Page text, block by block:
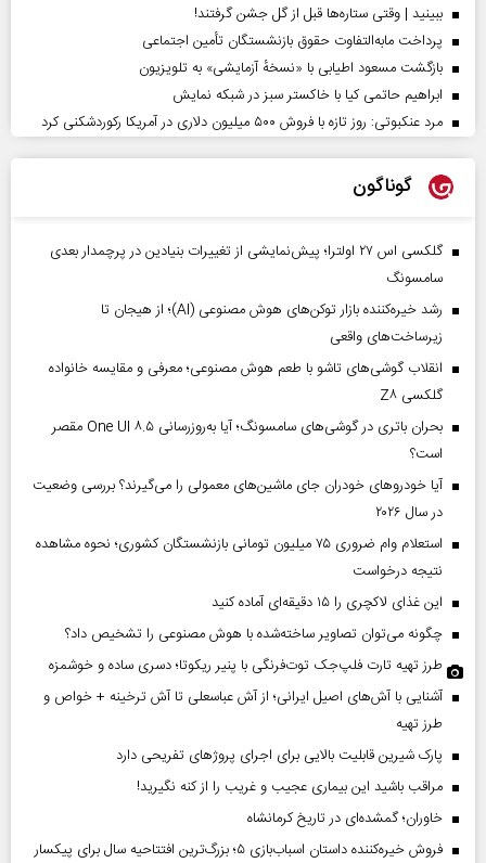
ببینید | وقتی ستاره‌ها قبل از گل جشن گرفتند!
پرداخت مابه‌التفاوت حقوق بازنشستگان تأمین اجتماعی
بازگشت مسعود اطیابی با «نسخهٔ آزمایشی» به تلویزیون
ابراهیم حاتمی کیا با خاکستر سبز در شبکه نمایش
مرد عنکبوتی: روز تازه با فروش ۵۰۰ میلیون دلاری در آمریکا رکوردشکنی کرد
گوناگون
گلکسی اس ۲۷ اولترا؛ پیش‌نمایشی از تغییرات بنیادین در پرچمدار بعدی
سامسونگ
رشد خیره‌کننده بازار توکن‌های هوش مصنوعی (AI)؛ از هیجان تا
زیرساخت‌های واقعی
انقلاب گوشی‌های تاشو‌ با طعم هوش مصنوعی؛ معرفی و مقایسه خانواده
گلکسی Z۸
بحران باتری در گوشی‌های سامسونگ؛ آیا به‌روزرسانی One UI ۸.۵ مقصر
است؟
آیا خودروهای خودران جای ماشین‌های معمولی را می‌گیرند؟ بررسی وضعیت
در سال ۲۰۲۶
استعلام وام ضروری ۷۵ میلیون تومانی بازنشستگان کشوری؛ نحوه مشاهده
نتیجه درخواست
این غذای لاکچری را ۱۵ دقیقه‌ای آماده کنید
چگونه می‌توان تصاویر ساخته‌شده با هوش مصنوعی را تشخیص داد؟
طرز تهیه تارت فلپ‌جک توت‌فرنگی با پنیر ریکوتا؛ دسری ساده و خوشمزه
آشنایی با آش‌های اصیل ایرانی؛ از آش عباسعلی تا آش ترخینه + خواص و
طرز تهیه
پارک شیرین قابلیت‌ بالایی برای اجرای پروژهای تفریحی دارد
مراقب باشید این بیماری عجیب و غریب را از کنه نگیرید!
خاوران؛ گمشده‌ای در تاریخ کرمانشاه
فروش خیره‌کننده داستان اسباب‌بازی ۵؛ بزرگ‌ترین افتتاحیه سال برای پیکسار